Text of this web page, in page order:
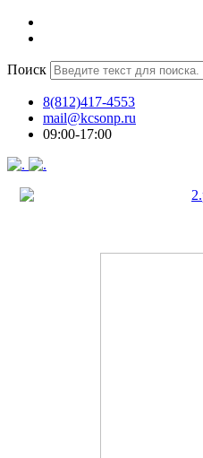
Поиск
8(812)417-4553
mail@kcsonp.ru
09:00-17:00